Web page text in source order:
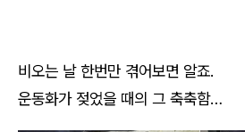
비오는 날 한번만 겪어보면 알죠.
운동화가 젖었을 때의 그 축축함…